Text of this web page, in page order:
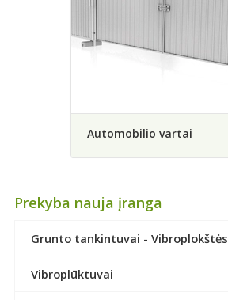
Automobilio vartai
Prekyba nauja įranga
Grunto tankintuvai - Vibroplokštės
Vibroplūktuvai